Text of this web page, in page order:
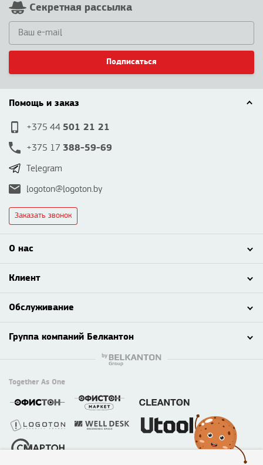
Секретная рассылка
Подписаться
Помощь и заказ
+375 44 501 21 21
+375 17 388-59-69
Telegram
logoton@logoton.by
Заказать звонок
О нас
Клиент
Обслуживание
Группа компаний Белкантон
Together As One